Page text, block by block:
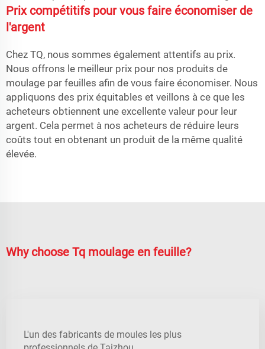
Prix compétitifs pour vous faire économiser de
l'argent
Chez TQ, nous sommes également attentifs au prix.
Nous offrons le meilleur prix pour nos produits de
moulage par feuilles afin de vous faire économiser. Nous
appliquons des prix équitables et veillons à ce que les
acheteurs obtiennent une excellente valeur pour leur
argent. Cela permet à nos acheteurs de réduire leurs
coûts tout en obtenant un produit de la même qualité
élevée.
Why choose Tq moulage en feuille?
L'un des fabricants de moules les plus